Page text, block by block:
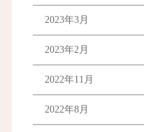
2023年3月
2023年2月
2022年11月
2022年8月